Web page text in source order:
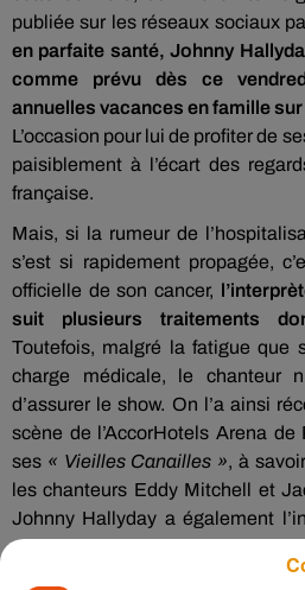
publiée sur les réseaux sociaux
en parfaite santé, Johnny
comme prévu dès ce
annuelles vacances en famille
L’occasion pour lui de profiter de
paisiblement à l’écart des
française.
Mais, si la rumeur de
s’est si rapidement propagée,
officielle de son cancer,
suit plusieurs traitements
Toutefois, malgré la fatigue que
charge médicale, le chanteur
d’assurer le show. On l’a ainsi
scène de l’AccorHotels Arena
ses « Vieilles Canailles », à
les chanteurs Eddy Mitchell et
Johnny Hallyday a également
prochainement en studio.
C’était convenu comme ça,